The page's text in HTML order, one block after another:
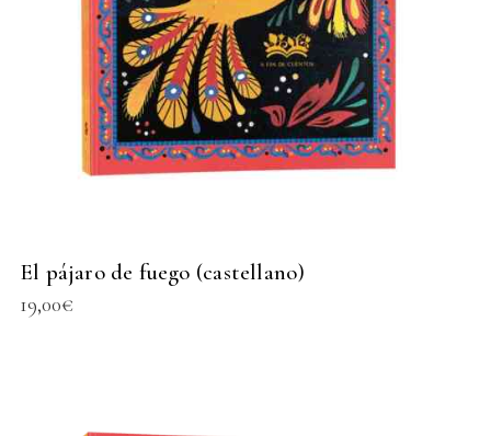
El pájaro de fuego (castellano)
19,00€